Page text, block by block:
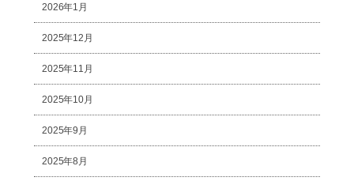
2026年1月
2025年12月
2025年11月
2025年10月
2025年9月
2025年8月